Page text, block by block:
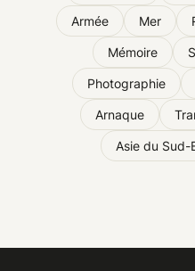
Armée Mer
Mémoire
Photographie
Arnaque
Asie du Sud-